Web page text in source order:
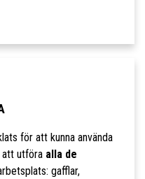
för att kunna använda
att utföra alla de
gafflar,